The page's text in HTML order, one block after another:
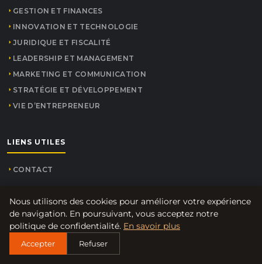
GESTION ET FINANCES
INNOVATION ET TECHNOLOGIE
JURIDIQUE ET FISCALITÉ
LEADERSHIP ET MANAGEMENT
MARKETING ET COMMUNICATION
STRATÉGIE ET DÉVELOPPEMENT
VIE D’ENTREPRENEUR
LIENS UTILES
CONTACT
INFORMATIONS
À PROPOS
MENTIONS LÉGALES
Nous utilisons des cookies pour améliorer votre expérience
de navigation. En poursuivant, vous acceptez notre
politique de confidentialité. En savoir plus
Accepter Refuser